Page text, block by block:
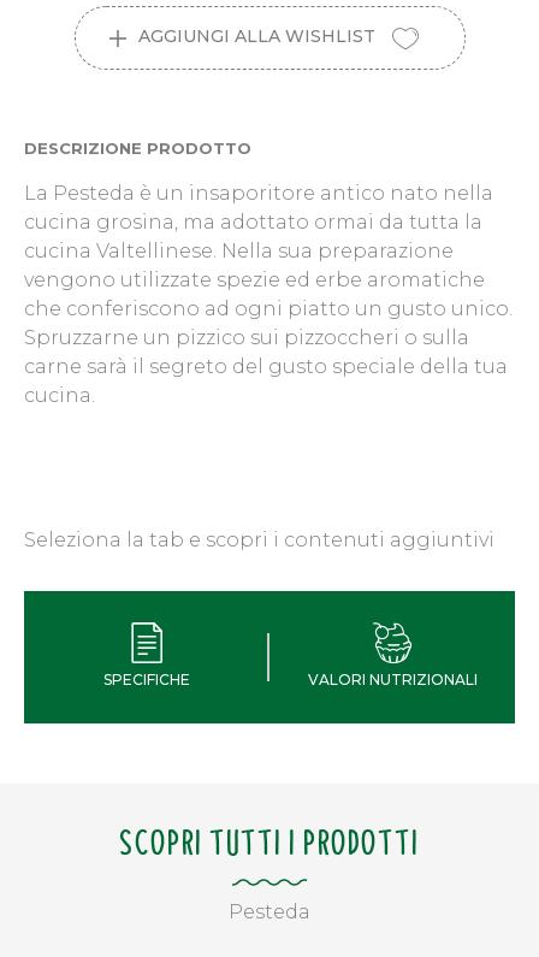
AGGIUNGI ALLA WISHLIST
DESCRIZIONE PRODOTTO
La Pesteda è un insaporitore antico nato nella
cucina grosina, ma adottato ormai da tutta la
cucina Valtellinese. Nella sua preparazione
vengono utilizzate spezie ed erbe aromatiche
che conferiscono ad ogni piatto un gusto unico.
Spruzzarne un pizzico sui pizzoccheri o sulla
carne sarà il segreto del gusto speciale della tua
cucina.
Seleziona la tab e scopri i contenuti aggiuntivi
SPECIFICHE VALORI NUTRIZIONALI
SCOPRI TUTTI I PRODOTTI
Pesteda